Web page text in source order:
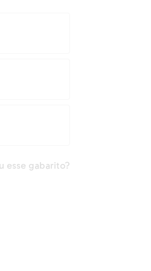
esse gabarito?